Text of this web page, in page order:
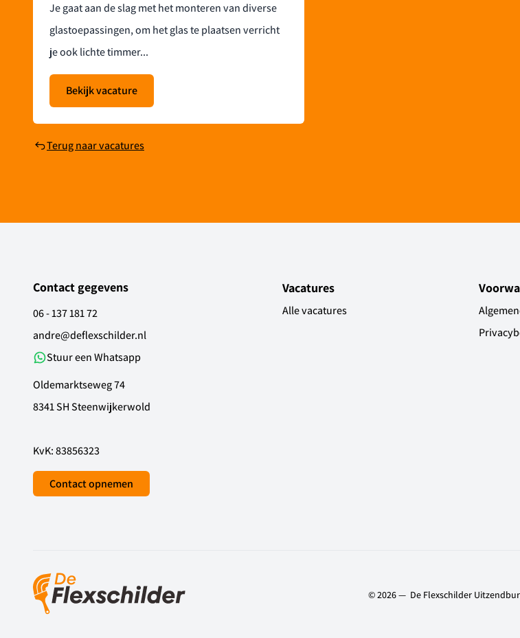
Je gaat aan de slag met het monteren van diverse
glastoepassingen, om het glas te plaatsen verricht
je ook lichte timmer...
Bekijk vacature
Terug naar vacatures
Contact gegevens
06 - 137 181 72
andre@deflexschilder.nl
Stuur een Whatsapp
Oldemarktseweg 74
8341 SH Steenwijkerwold
KvK: 83856323
Contact opnemen
Vacatures
Alle vacatures
© 2026 — De Flexschilder